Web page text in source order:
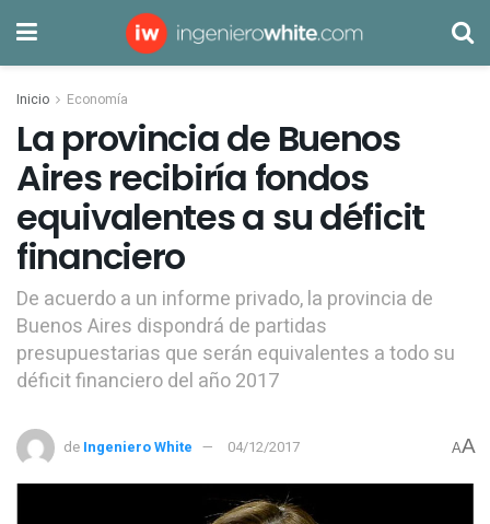
Inicio Economía
La provincia de Buenos
Aires recibiría fondos
equivalentes a su déficit
financiero
De acuerdo a un informe privado, la provincia de
Buenos Aires dispondrá de partidas
presupuestarias que serán equivalentes a todo su
déficit financiero del año 2017
de Ingeniero White 04/12/2017 AA